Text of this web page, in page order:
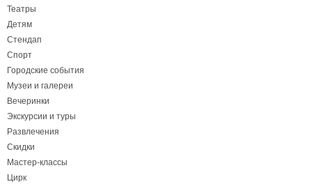
Театры
Детям
Стендап
Спорт
Городские события
Музеи и галереи
Вечеринки
Экскурсии и туры
Развлечения
Скидки
Мастер-классы
Цирк